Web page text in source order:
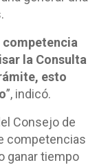
competencia
la Consulta
esto
”, indicó.
Consejo de
competencias
ganar tiempo